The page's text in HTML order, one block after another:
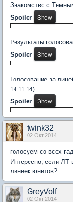
Знакомство с
Spoiler
Результаты
Spoiler
Голосование за
14.11.14)
Spoiler
twink32
02 Окт 2014
голосуем со всех
Интересно, если ЛТ
линеек юнитов?
GreyVolf
02 Окт 2014